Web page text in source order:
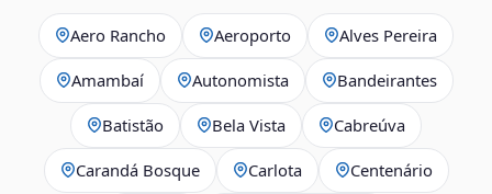
Aero Rancho Aeroporto Alves Pereira
Amambaí Autonomista Bandeirantes
Batistão Bela Vista Cabreúva
Carandá Bosque Carlota Centenário